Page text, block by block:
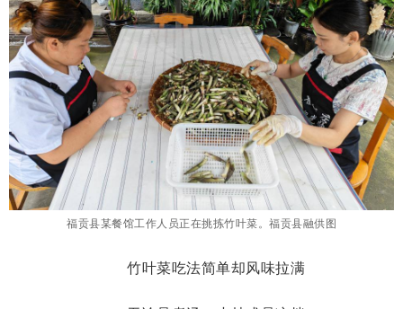
福贡县某餐馆工作人员正在挑拣竹叶菜。福贡县融供图
竹叶菜吃法简单却风味拉满